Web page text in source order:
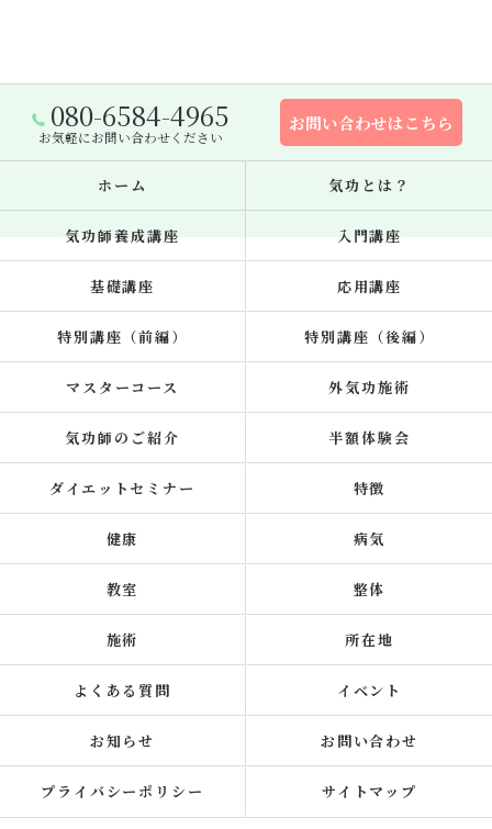
080-6584-4965
お気軽にお問い合わせください
お問い合わせはこちら
ホーム 気功とは？
気功師養成講座 入門講座
基礎講座 応用講座
特別講座（前編） 特別講座（後編）
マスターコース 外気功施術
気功師のご紹介 半額体験会
ダイエットセミナー 特徴
健康 病気
教室 整体
施術 所在地
よくある質問 イベント
お知らせ お問い合わせ
プライバシーポリシー サイトマップ